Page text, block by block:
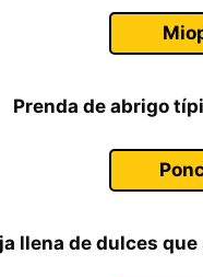
Prenda de abrigo
llena de dulces